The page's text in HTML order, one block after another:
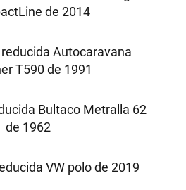
de 2014
Autocaravana
T590 de 1991
Bultaco Metralla 62
de 1962
VW polo de 2019